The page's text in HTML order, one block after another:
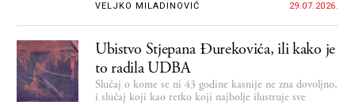
VELJKO MILADINOVIĆ 29.07.2026.
Ubistvo Stjepana Đurekovića, ili kako je
to radila UDBA
Slučaj o kome se ni 43 godine kasnije ne zna dovoljno,
i slučaj koji kao retko koji najbolje ilustruje sve